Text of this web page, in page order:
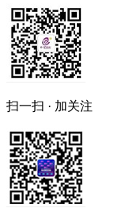
扫一扫 · 加关注